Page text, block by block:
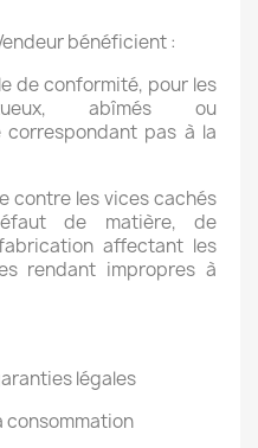
bénéficient :
de conformité, pour les
abîmés ou
correspondant pas à la
contre les vices cachés
de matière, de
affectant les
rendant impropres à
légales
consommation